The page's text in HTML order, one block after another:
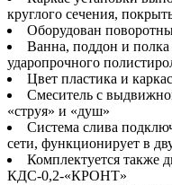
круглого сечения,
Оборудован
Ванна, поддон и полка
ударопрочного
Цвет пластика и
Смеситель с
«струя» и «душ»
Система слива
сети, функционирует в
Комплектуется также
КДС-0,2-«КРОНТ»